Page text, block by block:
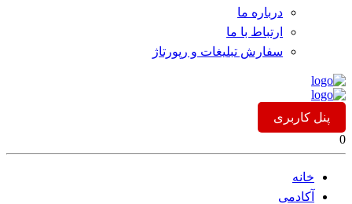
درباره ما
ارتباط با ما
سفارش تبلیغات و رپورتاژ
پنل کاربری
0
خانه
آکادمی